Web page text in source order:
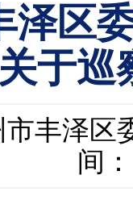
泽区
关于巡
丰泽区
间